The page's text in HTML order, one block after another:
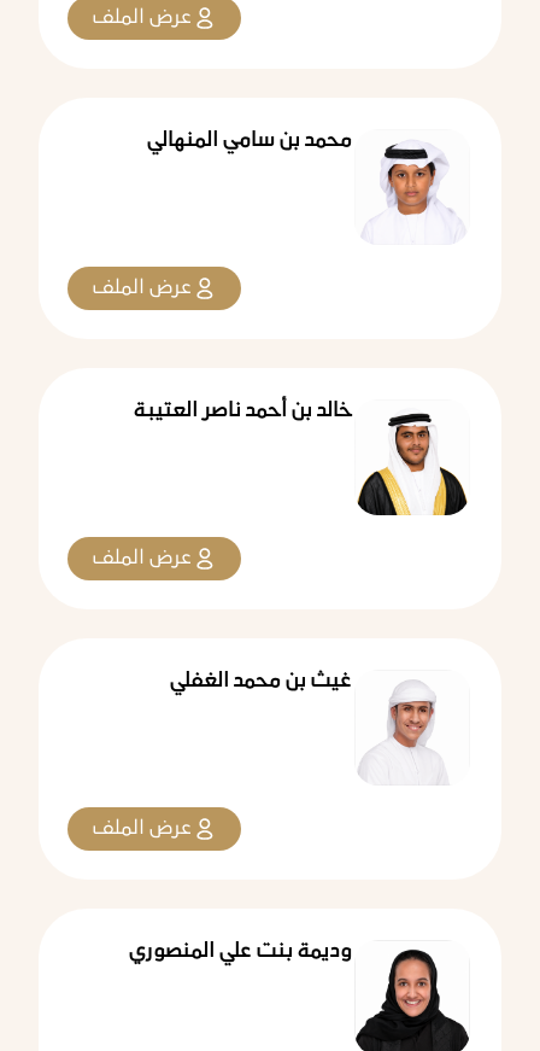
عرض الملف
محمد بن سامي المنهالي
عرض الملف
خالد بن أحمد ناصر العتيبة
عرض الملف
غيث بن محمد الغفلي
عرض الملف
وديمة بنت علي المنصوري